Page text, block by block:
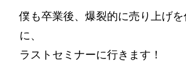
僕も卒業後、爆裂的に売り上げ
に、
ラストセミナーに行きます！